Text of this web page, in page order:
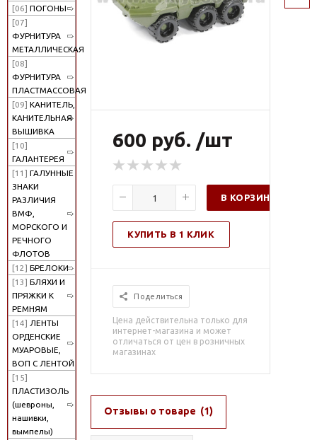
[06] ПОГОНЫ
[07]
ФУРНИТУРА
МЕТАЛЛИЧЕСКАЯ
[08]
ФУРНИТУРА
ПЛАСТМАССОВАЯ
[09] КАНИТЕЛЬ,
КАНИТЕЛЬНАЯ
ВЫШИВКА
[10]
ГАЛАНТЕРЕЯ
[11] ГАЛУННЫЕ
ЗНАКИ
РАЗЛИЧИЯ
ВМФ,
МОРСКОГО И
РЕЧНОГО
ФЛОТОВ
[12] БРЕЛОКИ
[13] БЛЯХИ И
ПРЯЖКИ К
РЕМНЯМ
[14] ЛЕНТЫ
ОРДЕНСКИЕ
МУАРОВЫЕ,
ВОП С ЛЕНТОЙ
[15]
ПЛАСТИЗОЛЬ
(шевроны,
нашивки,
вымпелы)
600 руб. /шт
В КОРЗИНУ
КУПИТЬ В 1 КЛИК
Поделиться
Цена действительна только для
интернет-магазина и может
отличаться от цен в розничных
магазинах
Отзывы о товаре (1)